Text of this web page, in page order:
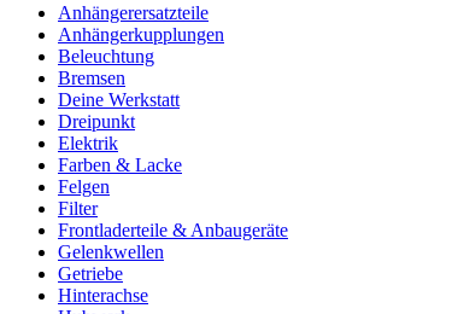
Anhängerersatzteile
Anhängerkupplungen
Beleuchtung
Bremsen
Deine Werkstatt
Dreipunkt
Elektrik
Farben & Lacke
Felgen
Filter
Frontladerteile & Anbaugeräte
Gelenkwellen
Getriebe
Hinterachse